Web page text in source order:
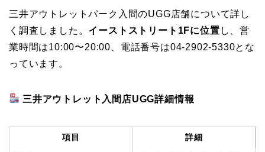
三井アウトレットパーク入間のUGG店舗について詳し
く調査しました。 イーストストリート1Fに位置 し、営
業時間は10:00〜20:00、電話番号は04-2902-5330とな
っています。
三井アウトレット入間店UGG詳細情報
項目 詳細